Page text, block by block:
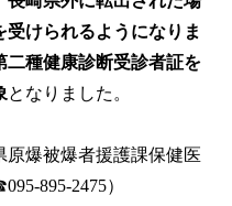
けられるようになりま
二種健康診断受診者証を
となりました。
原爆被爆者援護課保健医
895-2475）